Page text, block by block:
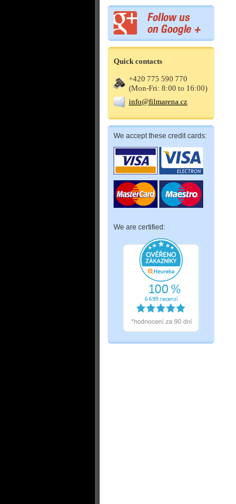
Quick contacts
+420 775 590 770
(Mon-Fri: 8:00 to 16:00)
info@filmarena.cz
We accept these credit cards:
We are certified: